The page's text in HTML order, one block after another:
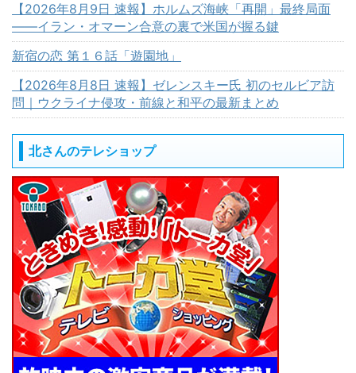
【2026年8月9日 速報】ホルムズ海峡「再開」最終局面
――イラン・オマーン合意の裏で米国が握る鍵
新宿の恋 第１６話「遊園地」
【2026年8月8日 速報】ゼレンスキー氏 初のセルビア訪
問｜ウクライナ侵攻・前線と和平の最新まとめ
北さんのテレショップ